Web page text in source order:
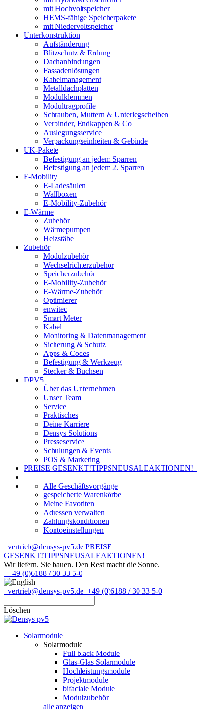
mit Hochvoltspeicher
HEMS-fähige Speicherpakete
mit Niedervoltspeicher
Unterkonstruktion
Aufständerung
Blitzschutz & Erdung
Dachanbindungen
Fassadenlösungen
Kabelmanagement
Metalldachplatten
Modulklemmen
Modultragprofile
Schrauben, Muttern & Unterlegscheiben
Verbinder, Endkappen & Co
Auslegungsservice
Verpackungseinheiten & Gebinde
UK-Pakete
Befestigung an jedem Sparren
Befestigung an jedem 2. Sparren
E-Mobility
E-Ladesäulen
Wallboxen
E-Mobility-Zubehör
E-Wärme
Zubehör
Wärmepumpen
Heizstäbe
Zubehör
Modulzubehör
Wechselrichterzubehör
Speicherzubehör
E-Mobility-Zubehör
E-Wärme-Zubehör
Optimierer
enwitec
Smart Meter
Kabel
Monitoring & Datenmanagement
Sicherung & Schutz
Apps & Codes
Befestigung & Werkzeug
Stecker & Buchsen
DPV5
Über das Unternehmen
Unser Team
Service
Praktisches
Deine Karriere
Densys Solutions
Presseservice
Schulungen & Events
POS & Marketing
PREISE GESENKT!TIPPSNEUSALEAKTIONEN!
Alle Geschäftsvorgänge
gespeicherte Warenkörbe
Meine Favoriten
Adressen verwalten
Zahlungskonditionen
Kontoeinstellungen
vertrieb@densys-pv5.de PREISE
GESENKT!TIPPSNEUSALEAKTIONEN!
Wir liefern. Sie bauen. Den Rest macht die Sonne.
+49 (0)6188 / 30 33 5-0
vertrieb@densys-pv5.de +49 (0)6188 / 30 33 5-0
Löschen
Solarmodule
Solarmodule
Full black Module
Glas-Glas Solarmodule
Hochleistungsmodule
Projektmodule
bifaciale Module
Modulzubehör
alle anzeigen